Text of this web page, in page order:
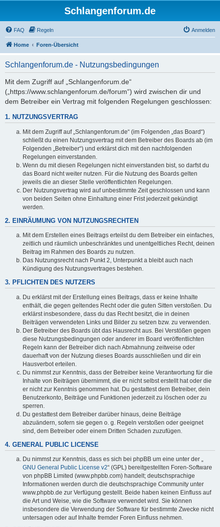
Schlangenforum.de
FAQ Regeln Anmelden
Home Foren-Übersicht
Schlangenforum.de - Nutzungsbedingungen
Mit dem Zugriff auf „Schlangenforum.de“
(„https://www.schlangenforum.de/forum“) wird zwischen dir und
dem Betreiber ein Vertrag mit folgenden Regelungen geschlossen:
1. NUTZUNGSVERTRAG
Mit dem Zugriff auf „Schlangenforum.de“ (im Folgenden „das Board“)
schließt du einen Nutzungsvertrag mit dem Betreiber des Boards ab (im
Folgenden „Betreiber“) und erklärst dich mit den nachfolgenden
Regelungen einverstanden.
Wenn du mit diesen Regelungen nicht einverstanden bist, so darfst du
das Board nicht weiter nutzen. Für die Nutzung des Boards gelten
jeweils die an dieser Stelle veröffentlichten Regelungen.
Der Nutzungsvertrag wird auf unbestimmte Zeit geschlossen und kann
von beiden Seiten ohne Einhaltung einer Frist jederzeit gekündigt
werden.
2. EINRÄUMUNG VON NUTZUNGSRECHTEN
Mit dem Erstellen eines Beitrags erteilst du dem Betreiber ein einfaches,
zeitlich und räumlich unbeschränktes und unentgeltliches Recht, deinen
Beitrag im Rahmen des Boards zu nutzen.
Das Nutzungsrecht nach Punkt 2, Unterpunkt a bleibt auch nach
Kündigung des Nutzungsvertrages bestehen.
3. PFLICHTEN DES NUTZERS
Du erklärst mit der Erstellung eines Beitrags, dass er keine Inhalte
enthält, die gegen geltendes Recht oder die guten Sitten verstoßen. Du
erklärst insbesondere, dass du das Recht besitzt, die in deinen
Beiträgen verwendeten Links und Bilder zu setzen bzw. zu verwenden.
Der Betreiber des Boards übt das Hausrecht aus. Bei Verstößen gegen
diese Nutzungsbedingungen oder anderer im Board veröffentlichten
Regeln kann der Betreiber dich nach Abmahnung zeitweise oder
dauerhaft von der Nutzung dieses Boards ausschließen und dir ein
Hausverbot erteilen.
Du nimmst zur Kenntnis, dass der Betreiber keine Verantwortung für die
Inhalte von Beiträgen übernimmt, die er nicht selbst erstellt hat oder die
er nicht zur Kenntnis genommen hat. Du gestattest dem Betreiber, dein
Benutzerkonto, Beiträge und Funktionen jederzeit zu löschen oder zu
sperren.
Du gestattest dem Betreiber darüber hinaus, deine Beiträge
abzuändern, sofern sie gegen o. g. Regeln verstoßen oder geeignet
sind, dem Betreiber oder einem Dritten Schaden zuzufügen.
4. GENERAL PUBLIC LICENSE
Du nimmst zur Kenntnis, dass es sich bei phpBB um eine unter der „
GNU General Public License v2“ (GPL) bereitgestellten Foren-Software
von phpBB Limited (www.phpbb.com) handelt; deutschsprachige
Informationen werden durch die deutschsprachige Community unter
www.phpbb.de zur Verfügung gestellt. Beide haben keinen Einfluss auf
die Art und Weise, wie die Software verwendet wird. Sie können
insbesondere die Verwendung der Software für bestimmte Zwecke nicht
untersagen oder auf Inhalte fremder Foren Einfluss nehmen.